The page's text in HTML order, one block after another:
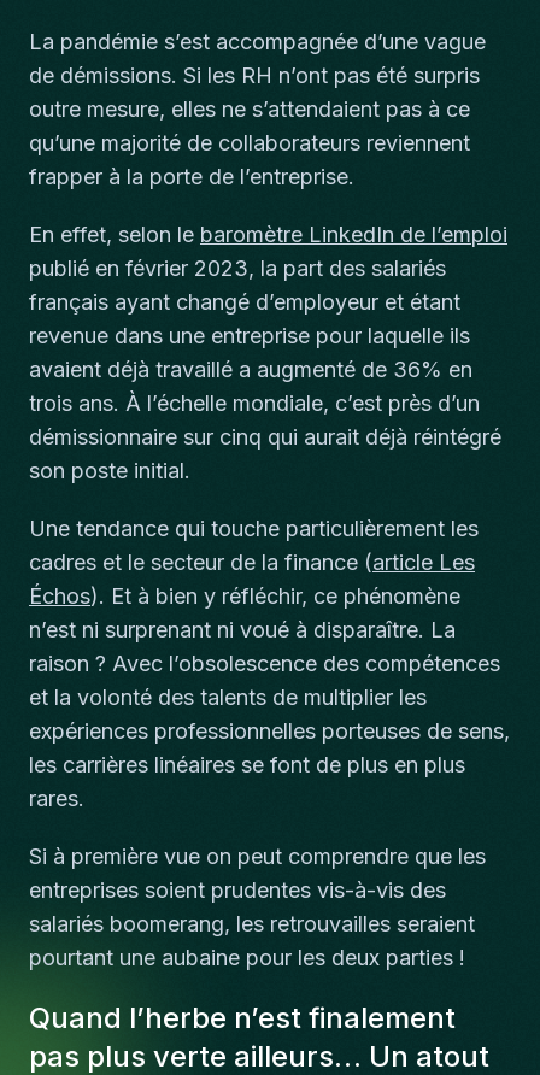
La pandémie s’est accompagnée d’une vague
de démissions. Si les RH n’ont pas été surpris
outre mesure, elles ne s’attendaient pas à ce
qu’une majorité de collaborateurs reviennent
frapper à la porte de l’entreprise.
En effet, selon le baromètre LinkedIn de l’emploi
publié en février 2023, la part des salariés
français ayant changé d’employeur et étant
revenue dans une entreprise pour laquelle ils
avaient déjà travaillé a augmenté de 36% en
trois ans. À l’échelle mondiale, c’est près d’un
démissionnaire sur cinq qui aurait déjà réintégré
son poste initial.
Une tendance qui touche particulièrement les
cadres et le secteur de la finance (article Les
Échos). Et à bien y réfléchir, ce phénomène
n’est ni surprenant ni voué à disparaître. La
raison ? Avec l’obsolescence des compétences
et la volonté des talents de multiplier les
expériences professionnelles porteuses de sens,
les carrières linéaires se font de plus en plus
rares.
Si à première vue on peut comprendre que les
entreprises soient prudentes vis-à-vis des
salariés boomerang, les retrouvailles seraient
pourtant une aubaine pour les deux parties !
Quand l’herbe n’est finalement
pas plus verte ailleurs… Un atout